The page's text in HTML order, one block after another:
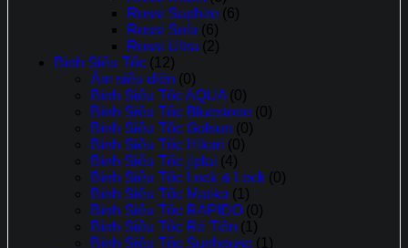
Rossi Saphire (6)
Rossi Sola (6)
Rossi Ultra (2)
Bình Siêu Tốc (12)
Ấm siêu điện (0)
Bình Siêu Tốc AQUA (0)
Bình Siêu Tốc Bluestone (0)
Bình Siêu Tốc Golsun (0)
Bình Siêu Tốc Hikari (0)
Bình Siêu Tốc jiplai (4)
Bình Siêu Tốc Lock & Lock (0)
Bình Siêu Tốc Matika (1)
Bình Siêu Tốc RAPIDO (0)
Bình Siêu Tốc Rẻ Tiền (1)
Bình Siêu Tốc Sunhouse (1)